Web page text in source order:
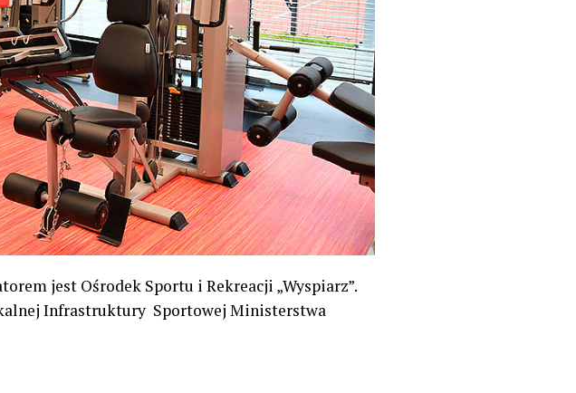
jest Ośrodek Sportu i Rekreacji „Wyspiarz”.
Infrastruktury Sportowej Ministerstwa